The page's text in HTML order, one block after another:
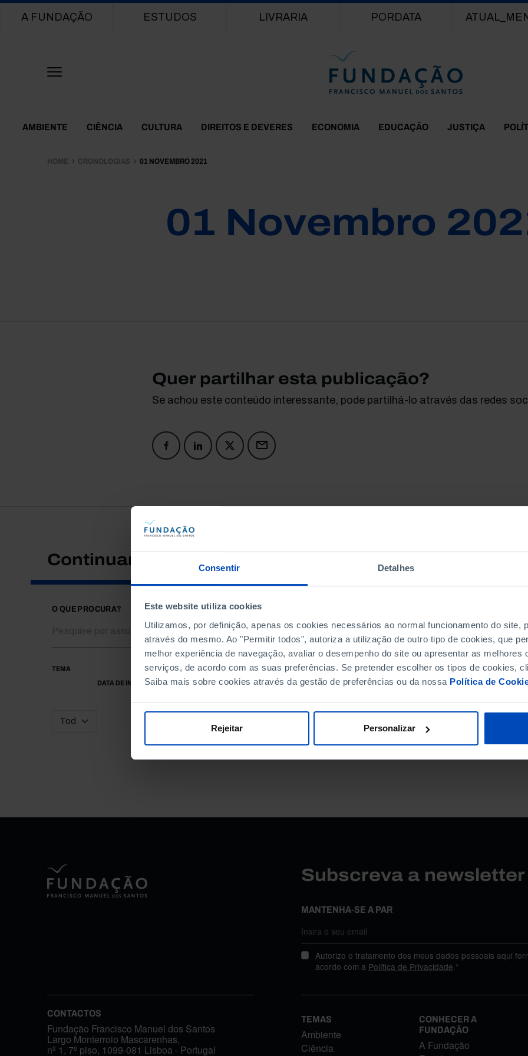
Consentir Detalhes
Este website utiliza cookies
Utilizamos, por definição, apenas os cookies necessários ao normal funcionamento do site,
através do mesmo. Ao "Permitir todos", autoriza a utilização de outro tipo de cookies, que
melhor experiência de navegação, avaliar o desempenho do site ou apresentar as melhores
serviços, de acordo com as suas preferências. Se pretender escolher os tipos de cookies,
Saiba mais sobre cookies através da gestão de preferências ou da nossa Política de
Rejeitar Personalizar
Main navigation
A FUNDAÇÃO ESTUDOS LIVRARIA PORDATA
Themes Menu
AMBIENTE CIÊNCIA CULTURA DIREITOS E DEVERES ECONOMIA EDUCAÇÃO JUSTIÇA
HOME CRONOLOGIAS 01 NOVEMBRO 2021
01 Novembro
Quer partilhar esta publicação?
Se achou este conteúdo interessante, pode partilhá-lo através das redes
Continuar a pesquisar
O QUE PROCURA?
TEMA
DATA DE INÍCIO
DATA DE FIM
Subscreva a
MANTENHA-SE A PAR
Autorizo o tratamento dos meus dados pessoais aqui
acordo com a Política de Privacidade.*
CONTACTOS
Fundação Francisco Manuel dos Santos
Largo Monterroio Mascarenhas,
nº 1, 7º piso, 1099-081 Lisboa - Portugal
TEMAS
Ambiente
Ciência
CONHECER A
FUNDAÇÃO
A Fundação